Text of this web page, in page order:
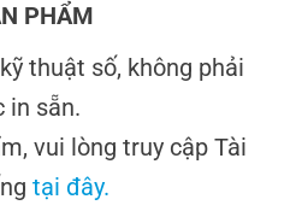
PHẨM
thuật số, không phải
in sẵn.
vui lòng truy cập Tài
tại đây.